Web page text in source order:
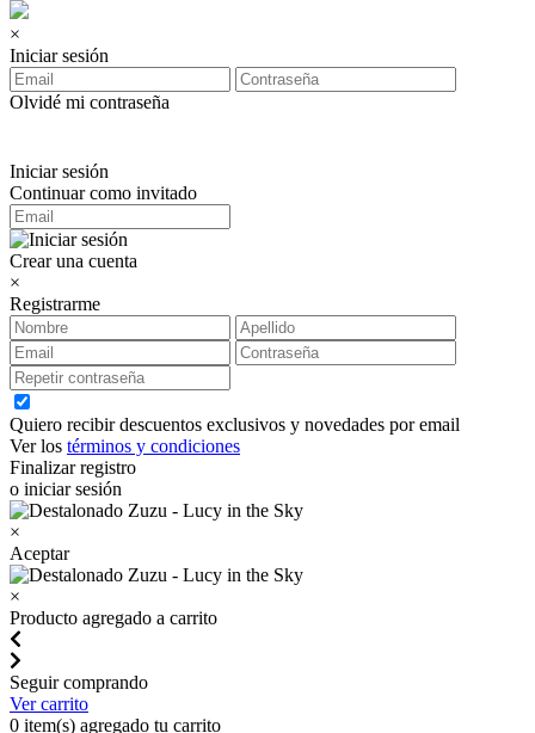
×
Iniciar sesión
Olvidé mi contraseña
Iniciar sesión
Continuar como invitado
Crear una cuenta
×
Registrarme
Quiero recibir descuentos exclusivos y novedades por email
Ver los términos y condiciones
Finalizar registro
o iniciar sesión
×
Aceptar
×
Producto agregado a carrito
Seguir comprando
Ver carrito
0 item(s) agregado tu carrito